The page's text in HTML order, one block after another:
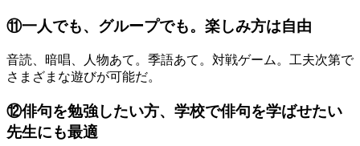
⑪一人でも、グループでも。楽しみ方は自由
音読、暗唱、人物あて。季語あて。対戦ゲーム。工夫次第で
さまざまな遊びが可能だ。
⑫俳句を勉強したい方、学校で俳句を学ばせたい
先生にも最適